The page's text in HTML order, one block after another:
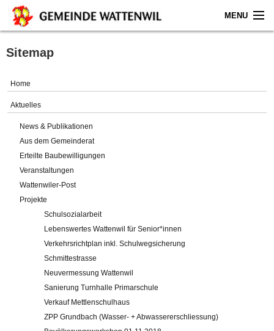
MENU
Home
Gemeinde
Verwaltung
Online-Service
Impressum
Sitemap
Home
Aktuelles
News & Publikationen
Aus dem Gemeinderat
Erteilte Baubewilligungen
Veranstaltungen
Wattenwiler-Post
Projekte
Schulsozialarbeit
Lebenswertes Wattenwil für Senior*innen
Verkehrsrichtplan inkl. Schulwegsicherung
Schmittestrasse
Neuvermessung Wattenwil
Sanierung Turnhalle Primarschule
Verkauf Mettlenschulhaus
ZPP Grundbach (Wasser- + Abwassererschliessung)